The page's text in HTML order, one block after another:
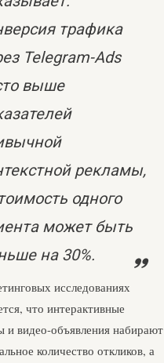
трафика
Telegram-Ads
выше
рекламы,
одного
может быть
на 30%.
исследованиях
что интерактивные
и видео-объявления набирают
количество откликов, а